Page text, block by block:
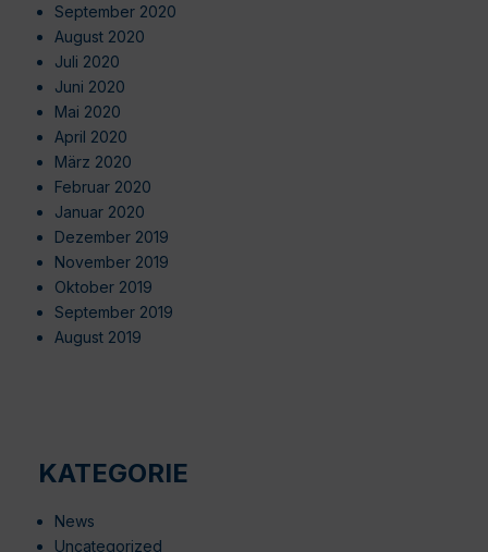
September 2020
August 2020
Juli 2020
Juni 2020
Mai 2020
April 2020
März 2020
Februar 2020
Januar 2020
Dezember 2019
November 2019
Oktober 2019
September 2019
August 2019
KATEGORIE
News
Uncategorized